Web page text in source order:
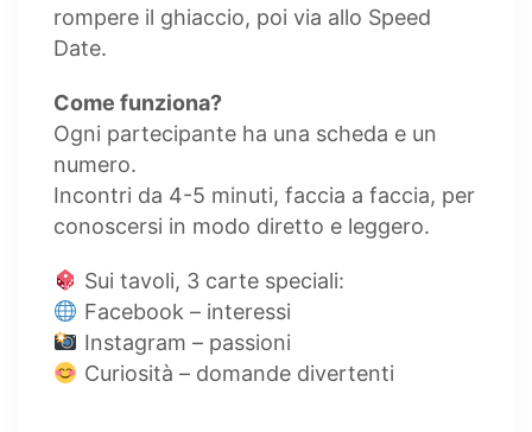
rompere il ghiaccio, poi via allo Speed
Date.
Come funziona?
Ogni partecipante ha una scheda e un
numero.
Incontri da 4-5 minuti, faccia a faccia, per
conoscersi in modo diretto e leggero.
Sui tavoli, 3 carte speciali:
Facebook – interessi
Instagram – passioni
Curiosità – domande divertenti